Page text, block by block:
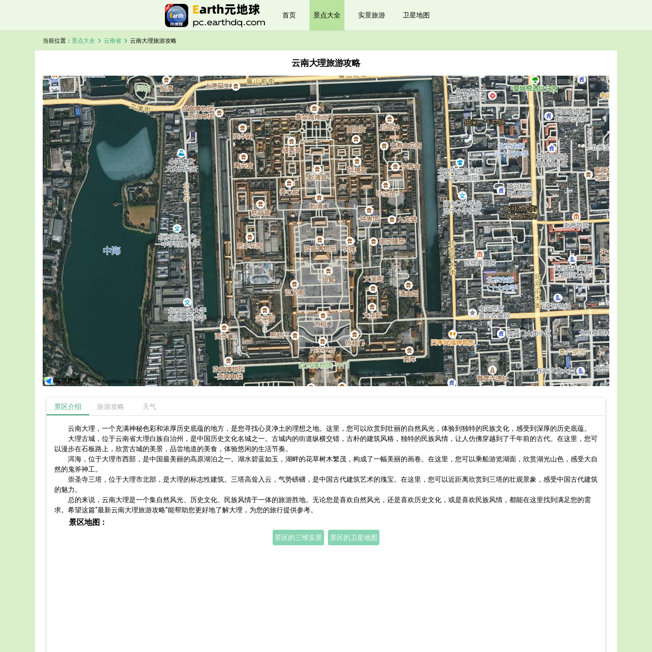
首页 景点大全 实景旅游 卫星地图
当前位置： 景点大全 chevron_right 云南省 chevron_right 云南大理旅游攻略
云南大理旅游攻略
云南大理卫星地图加载中，请稍候...
© 2026 AutoNavi - GS(2025)1807号
景区介绍 旅游攻略 天气
云南大理，一个充满神秘色彩和浓厚历史底蕴的地方，是您寻找心灵净土的理想之地。这里，您可以欣赏到壮丽的自然风光，体验到独特的民族文化，感受到深厚的历史底蕴。
大理古城，位于云南省大理白族自治州，是中国历史文化名城之一。古城内的街道纵横交错，古朴的建筑风格，独特的民族风情，让人仿佛穿越到了千年前的古代。在这里，您可
以漫步在石板路上，欣赏古城的美景，品尝地道的美食，体验悠闲的生活节奏。
洱海，位于大理市西部，是中国最美丽的高原湖泊之一。湖水碧蓝如玉，湖畔的花草树木繁茂，构成了一幅美丽的画卷。在这里，您可以乘船游览湖面，欣赏湖光山色，感受大自
然的鬼斧神工。
崇圣寺三塔，位于大理市北部，是大理的标志性建筑。三塔高耸入云，气势磅礴，是中国古代建筑艺术的瑰宝。在这里，您可以近距离欣赏到三塔的壮观景象，感受中国古代建筑
的魅力。
总的来说，云南大理是一个集自然风光、历史文化、民族风情于一体的旅游胜地。无论您是喜欢自然风光，还是喜欢历史文化，或是喜欢民族风情，都能在这里找到满足您的需
求。希望这篇“最新云南大理旅游攻略”能帮助您更好地了解大理，为您的旅行提供参考。
景区地图：
景区的三维实景 景区的卫星地图